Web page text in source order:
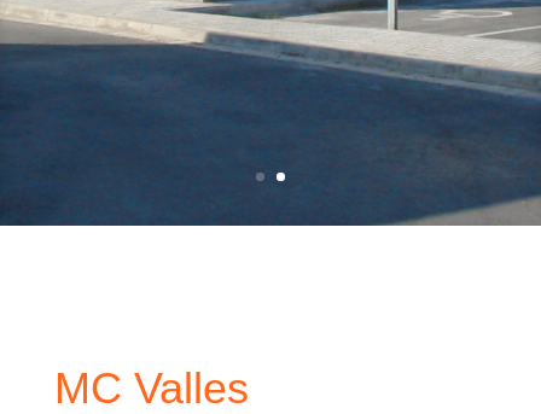
MC Valles